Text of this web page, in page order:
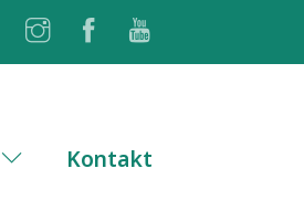
Kontakt